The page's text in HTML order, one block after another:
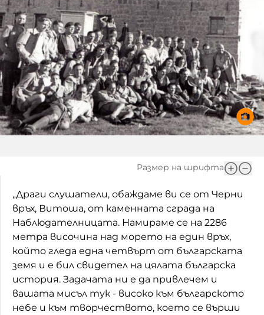
Размер на шрифта
„Драги слушатели, обаждаме ви се от Черни
връх, Витоша, от каменната сграда на
Наблюдателницата. Намираме се на 2286
метра височина над морето на един връх,
който гледа една четвърт от българската
земя и е бил свидетел на цялата българска
история. Задачата ни е да привлечем и
вашата мисъл тук - високо към българското
небе и към творчеството, което се върши